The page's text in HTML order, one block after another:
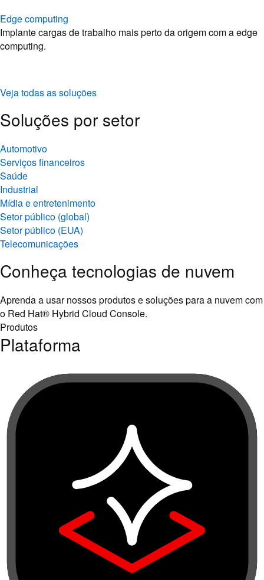
Edge computing
Implante cargas de trabalho mais perto da origem com a edge
computing.
Veja todas as soluções
Soluções por setor
Automotivo
Serviços financeiros
Saúde
Industrial
Mídia e entretenimento
Setor público (global)
Setor público (EUA)
Telecomunicações
Conheça tecnologias de nuvem
Aprenda a usar nossos produtos e soluções para a nuvem com
o Red Hat® Hybrid Cloud Console.
Produtos
Plataforma